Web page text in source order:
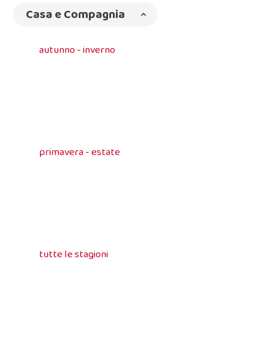
Casa e Compagnia
autunno - inverno
primavera - estate
tutte le stagioni